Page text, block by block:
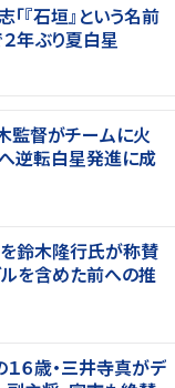
「『石垣』という名前
年ぶり夏白星
監督がチームに火
逆転白星発進に成
を鈴木隆行氏が称賛
ルを含めた前への推
１６歳・三井寺真がデ